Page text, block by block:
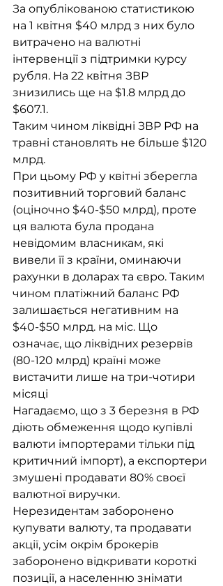
За опублікованою статистикою
на 1 квітня $40 млрд з них було
витрачено на валютні
інтервенції з підтримки курсу
рубля. На 22 квітня ЗВР
знизились ще на $1.8 млрд до
$607.1.
Таким чином ліквідні ЗВР РФ на
травні становлять не більше $120
млрд.
При цьому РФ у квітні зберегла
позитивний торговий баланс
(оціночно $40-$50 млрд), проте
ця валюта була продана
невідомим власникам, які
вивели її з країни, оминаючи
рахунки в доларах та євро. Таким
чином платіжний баланс РФ
залишається негативним на
$40-$50 млрд. на міс. Що
означає, що ліквідних резервів
(80-120 млрд) країні може
вистачити лише на три-чотири
місяці
Нагадаємо, що з 3 березня в РФ
діють обмеження щодо купівлі
валюти імпортерами тільки під
критичний імпорт), а експортери
змушені продавати 80% своєї
валютної виручки.
Нерезидентам заборонено
купувати валюту, та продавати
акції, усім окрім брокерів
заборонено відкривати короткі
позиції, а населенню знімати